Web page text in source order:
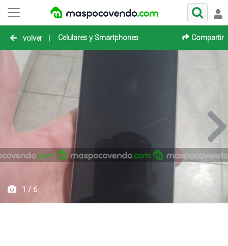
volver | Celulares y Smartphones Compartir
1 / 6